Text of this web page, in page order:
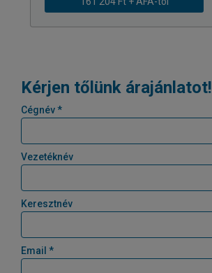
Kérjen tőlünk árajánlatot!
Cégnév *
Vezetéknév
Keresztnév
Email *